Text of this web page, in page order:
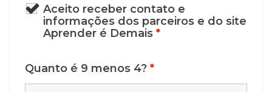
Aceito receber contato e
informações dos parceiros e do site
Aprender é Demais *
Quanto é 9 menos 4? *